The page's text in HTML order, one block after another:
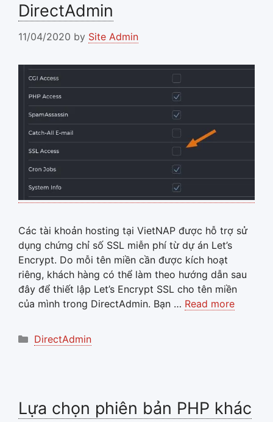
DirectAdmin
11/04/2020 by Site Admin
Các tài khoản hosting tại VietNAP được hỗ trợ sử
dụng chứng chỉ số SSL miễn phí từ dự án Let’s
Encrypt. Do mỗi tên miền cần được kích hoạt
riêng, khách hàng có thể làm theo hướng dẫn sau
đây để thiết lập Let’s Encrypt SSL cho tên miền
của mình trong DirectAdmin. Bạn … Read more
Categories
DirectAdmin
Lựa chọn phiên bản PHP khác